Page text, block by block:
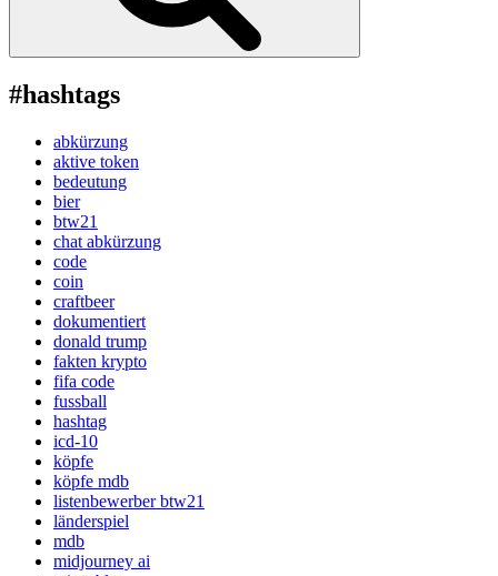
#hashtags
abkürzung
aktive token
bedeutung
bier
btw21
chat abkürzung
code
coin
craftbeer
dokumentiert
donald trump
fakten krypto
fifa code
fussball
hashtag
icd-10
köpfe
köpfe mdb
listenbewerber btw21
länderspiel
mdb
midjourney ai